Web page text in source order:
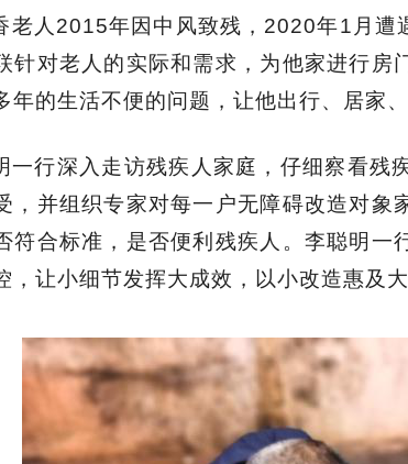
老人2015年因中风致残，2020年1月遭
针对老人的实际和需求，为他家进行
年的生活不便的问题，让他出行、居家、
一行深入走访残疾人家庭，仔细察看残
，并组织专家对每一户无障碍改造对
符合标准，是否便利残疾人。李聪明
，让小细节发挥大成效，以小改造惠及大